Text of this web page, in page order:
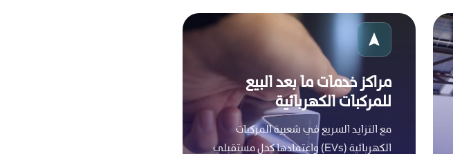
مراكز خدمات ما بعد البيع
للمركبات الكهربائية
مع التزايد السريع في شعبية المركبات
الكهربائية (EVs) واعتمادها كحل مستقبلي